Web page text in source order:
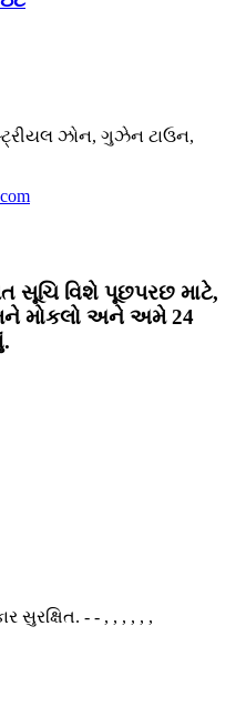
ઝોન, ગુઝેન ટાઉન,
સૂચિ વિશે પૂછપરછ માટે,
મોકલો અને અમે 24
સુરક્ષિત. - - , , , , , ,